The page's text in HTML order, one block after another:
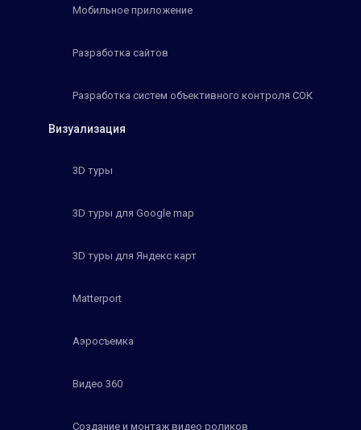
Мобильное приложение
Разработка сайтов
Разработка систем объективного контроля СОК
Визуализация
3D туры
3D туры для Google map
3D туры для Яндекс карт
Matterport
Аэросъемка
Видео 360
Создание и монтаж видео роликов